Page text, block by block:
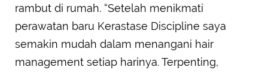
rambut di rumah. “Setelah menikmati
perawatan baru Kerastase Discipline saya
semakin mudah dalam menangani hair
management setiap harinya. Terpenting,